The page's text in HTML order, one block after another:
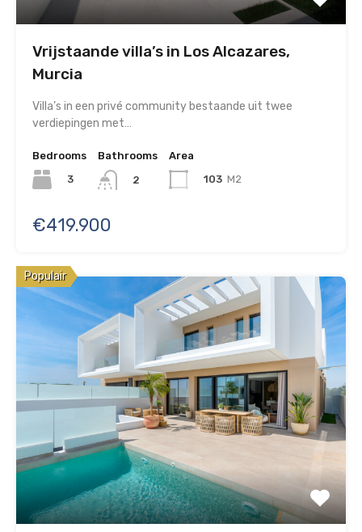
Vrijstaande villa’s in Los Alcazares,
Murcia
Villa’s in een privé community bestaande uit twee
verdiepingen met…
Bedrooms
3
Bathrooms
2
Area
103 M2
€419.900
Populair